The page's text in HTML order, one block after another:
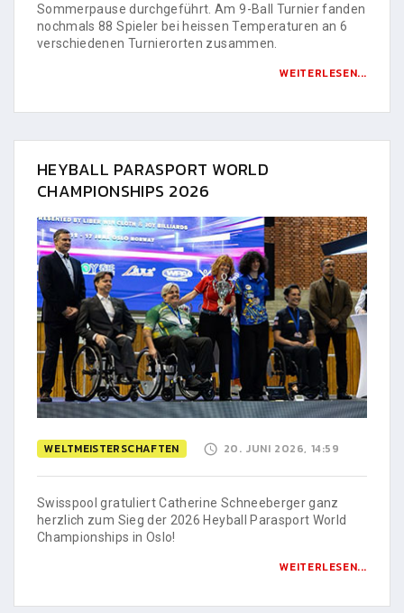
Sommerpause durchgeführt. Am 9-Ball Turnier fanden
nochmals 88 Spieler bei heissen Temperaturen an 6
verschiedenen Turnierorten zusammen.
WEITERLESEN...
HEYBALL PARASPORT WORLD
CHAMPIONSHIPS 2026
WELTMEISTERSCHAFTEN 20. JUNI 2026, 14:59
Swisspool gratuliert Catherine Schneeberger ganz
herzlich zum Sieg der 2026 Heyball Parasport World
Championships in Oslo!
WEITERLESEN...